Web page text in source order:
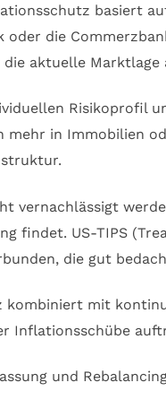
basiert
oder die
aktuelle Marktlage
Risikoprofil
in Immobilien
vernachlässigt
findet. US-TIPS
die gut
kombiniert mit
Inflationsschübe
und